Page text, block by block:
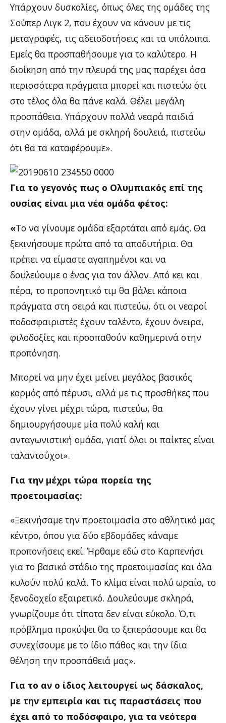
Υπάρχουν δυσκολίες, όπως όλες της ομάδες της
Σούπερ Λιγκ 2, που έχουν να κάνουν με τις
μεταγραφές, τις αδειοδοτήσεις και τα υπόλοιπα.
Εμείς θα προσπαθήσουμε για το καλύτερο. Η
διοίκηση από την πλευρά της μας παρέχει όσα
περισσότερα πράγματα μπορεί και πιστεύω ότι
στο τέλος όλα θα πάνε καλά. Θέλει μεγάλη
προσπάθεια. Υπάρχουν πολλά νεαρά παιδιά
στην ομάδα, αλλά με σκληρή δουλειά, πιστεύω
ότι θα τα καταφέρουμε».
Για το γεγονός πως ο Ολυμπιακός επί της
ουσίας είναι μια νέα ομάδα φέτος:
«Το να γίνουμε ομάδα εξαρτάται από εμάς. Θα
ξεκινήσουμε πρώτα από τα αποδυτήρια. Θα
πρέπει να είμαστε αγαπημένοι και να
δουλεύουμε ο ένας για τον άλλον. Από κει και
πέρα, το προπονητικό τιμ θα βάλει κάποια
πράγματα στη σειρά και πιστεύω, ότι οι νεαροί
ποδοσφαιριστές έχουν ταλέντο, έχουν όνειρα,
φιλοδοξίες και προσπαθούν καθημερινά στην
προπόνηση.
Μπορεί να μην έχει μείνει μεγάλος βασικός
κορμός από πέρυσι, αλλά με τις προσθήκες που
έχουν γίνει μέχρι τώρα, πιστεύω, θα
δημιουργήσουμε μία πολύ καλή και
ανταγωνιστική ομάδα, γιατί όλοι οι παίκτες είναι
ταλαντούχοι».
Για την μέχρι τώρα πορεία της
προετοιμασίας:
«Ξεκινήσαμε την προετοιμασία στο αθλητικό μας
κέντρο, όπου για δύο εβδομάδες κάναμε
προπονήσεις εκεί. Ήρθαμε εδώ στο Καρπενήσι
για το βασικό στάδιο της προετοιμασίας και όλα
κυλούν πολύ καλά. Το κλίμα είναι πολύ ωραίο, το
ξενοδοχείο εξαιρετικό. Δουλεύουμε σκληρά,
γνωρίζουμε ότι τίποτα δεν είναι εύκολο. Ό,τι
πρόβλημα προκύψει θα το ξεπεράσουμε και θα
συνεχίσουμε με το ίδιο πάθος και την ίδια
θέληση την προσπάθειά μας».
Για το αν ο ίδιος λειτουργεί ως δάσκαλος,
με την εμπειρία και τις παραστάσεις που
έχει από το ποδόσφαιρο, για τα νεότερα